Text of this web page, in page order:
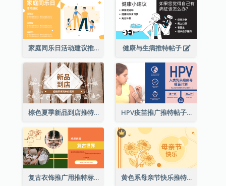
家庭同乐日活动建议推特帖子 健康与生病推特帖子
棕色夏季新品到店推特帖子 HPV疫苗推广推特帖子
复古衣饰推广用推特标题 黄色系母亲节快乐推特帖子